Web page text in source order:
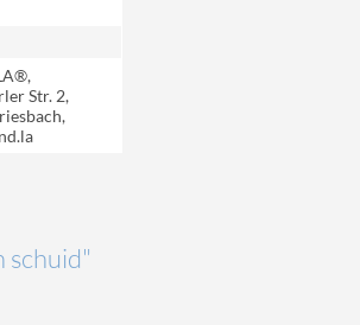
Str. 2,
schuid"